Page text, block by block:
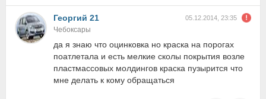
Георгий 21 05.12.2014, 23:35
Чебоксары
да я знаю что оцинковка но краска на порогах
поатлетала и есть мелкие сколы покрытия возле
пластмассовых молдингов краска пузырится что
мне делать к кому обращаться